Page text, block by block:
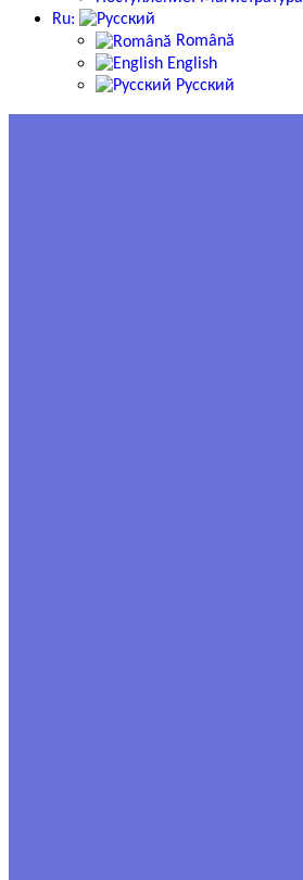
Ru:
Română
English
Русский